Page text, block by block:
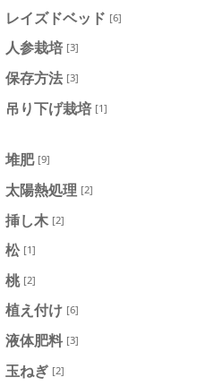
レイズドベッド [6]
人参栽培 [3]
保存方法 [3]
吊り下げ栽培 [1]
堆肥 [9]
太陽熱処理 [2]
挿し木 [2]
松 [1]
桃 [2]
植え付け [6]
液体肥料 [3]
玉ねぎ [2]